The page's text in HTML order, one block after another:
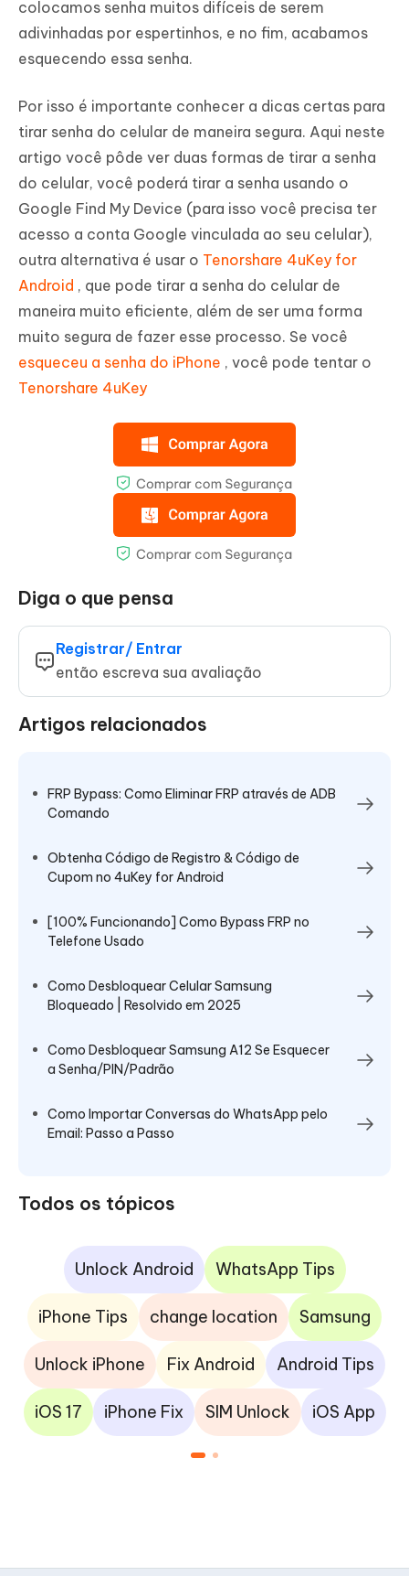
colocamos senha muitos difíceis de serem
adivinhadas por espertinhos, e no fim, acabamos
esquecendo essa senha.
Por isso é importante conhecer a dicas certas para
tirar senha do celular de maneira segura. Aqui neste
artigo você pôde ver duas formas de tirar a senha
do celular, você poderá tirar a senha usando o
Google Find My Device (para isso você precisa ter
acesso a conta Google vinculada ao seu celular),
outra alternativa é usar o Tenorshare 4uKey for
Android , que pode tirar a senha do celular de
maneira muito eficiente, além de ser uma forma
muito segura de fazer esse processo. Se você
esqueceu a senha do iPhone , você pode tentar o
Tenorshare 4uKey
Diga o que pensa
Registrar/ Entrar
então escreva sua avaliação
Artigos relacionados
FRP Bypass: Como Eliminar FRP através de ADB
Comando
Obtenha Código de Registro & Código de
Cupom no 4uKey for Android
[100% Funcionando] Como Bypass FRP no
Telefone Usado
Como Desbloquear Celular Samsung
Bloqueado | Resolvido em 2025
Como Desbloquear Samsung A12 Se Esquecer
a Senha/PIN/Padrão
Como Importar Conversas do WhatsApp pelo
Email: Passo a Passo
Todos os tópicos
Unlock Android WhatsApp Tips
iPhone Tips change location Samsung
Unlock iPhone Fix Android Android Tips
iOS 17 iPhone Fix SIM Unlock iOS App